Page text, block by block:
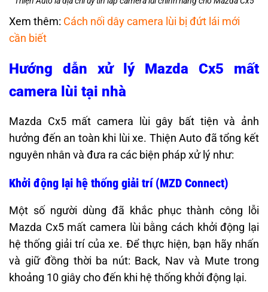
Xem thêm: Cách nối dây camera lùi bị đứt lái mới
cần biết
Hướng dẫn xử lý Mazda Cx5 mất
camera lùi tại nhà
Mazda Cx5 mất camera lùi gây bất tiện và ảnh
hưởng đến an toàn khi lùi xe. Thiện Auto đã tổng kết
nguyên nhân và đưa ra các biện pháp xử lý như:
Khởi động lại hệ thống giải trí (MZD Connect)
Một số người dùng đã khắc phục thành công lỗi
Mazda Cx5 mất camera lùi bằng cách khởi động lại
hệ thống giải trí của xe. Để thực hiện, bạn hãy nhấn
và giữ đồng thời ba nút: Back, Nav và Mute trong
khoảng 10 giây cho đến khi hệ thống khởi động lại.